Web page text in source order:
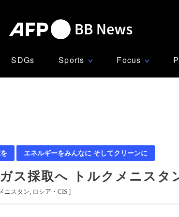
SDGs Sports ∨ Focus ∨
エネルギーをみんなに そしてクリーンに
ス採取へ トルクメニスタ
ニスタン ロシア・CIS ]